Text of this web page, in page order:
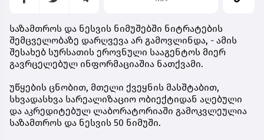
საზამთროს და ნესვის ნიმუშებში ნიტრატების
შემცველობაზე დარღვევა არ გამოვლინდა, - ამის
შესახებ სურსათის ეროვნული სააგენტოს მიერ
გავრცელებულ ინფორმაციაშია ნათქვამი.
უწყების ცნობით, მთელი ქვეყნის მასშტაბით,
სხვადასხვა სარეალიზაციო ობიექტიდან აღებული
და აკრედიტებულ ლაბორატორიაში გამოკვლეულია
საზამთროს და ნესვის 50 ნიმუში.